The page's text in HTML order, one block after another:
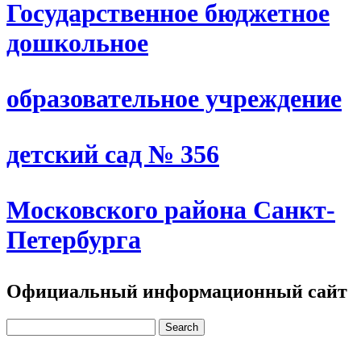
Государственное бюджетное
дошкольное
образовательное учреждение
детский сад № 356
Московского района Санкт-
Петербурга
Официальный информационный сайт